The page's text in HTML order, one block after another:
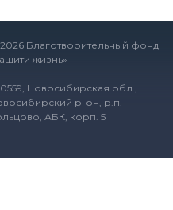
Благотворительный фонд
жизнь»
Новосибирская обл.,
р-он, р.п.
АБК, корп. 5